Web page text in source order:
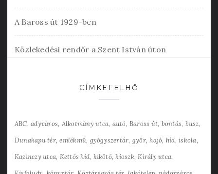
A Baross út 1929-ben
Közlekedési rendőr a Szent István úton
CÍMKEFELHŐ
ABC adyváros Alkotmány utca autó Baross út bontás busz
Dunakapu tér emlékmű gyógyszertár győr hajó híd iskola
Kazinczy utca Kettős híd kikötő kioszk Király utca